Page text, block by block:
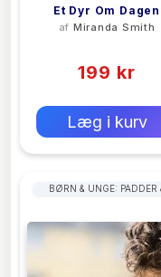
Et Dyr Om Dagen
af Miranda Smith
199 kr
Læg i kurv
BØRN & UNGE: PADDER